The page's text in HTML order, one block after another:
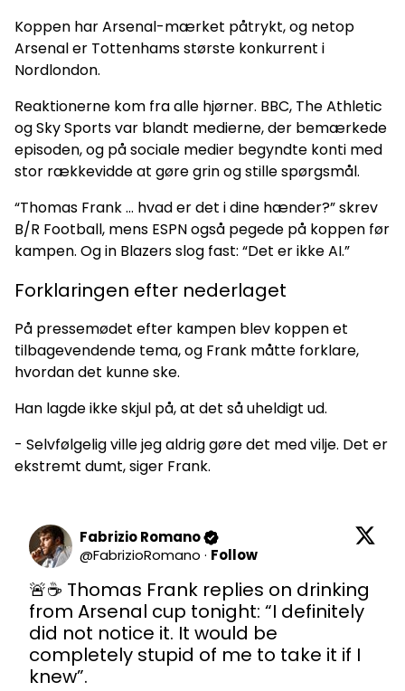
Koppen har Arsenal-mærket påtrykt, og netop
Arsenal er Tottenhams største konkurrent i
Nordlondon.
Reaktionerne kom fra alle hjørner. BBC, The Athletic
og Sky Sports var blandt medierne, der bemærkede
episoden, og på sociale medier begyndte konti med
stor rækkevidde at gøre grin og stille spørgsmål.
“Thomas Frank … hvad er det i dine hænder?” skrev
B/R Football, mens ESPN også pegede på koppen før
kampen. Og in Blazers slog fast: “Det er ikke AI.”
Forklaringen efter nederlaget
På pressemødet efter kampen blev koppen et
tilbagevendende tema, og Frank måtte forklare,
hvordan det kunne ske.
Han lagde ikke skjul på, at det så uheldigt ud.
- Selvfølgelig ville jeg aldrig gøre det med vilje. Det er
ekstremt dumt, siger Frank.
Fabrizio Romano
@FabrizioRomano · Follow
🚨☕️ Thomas Frank replies on drinking
from Arsenal cup tonight: “I definitely
did not notice it. It would be
completely stupid of me to take it if I
knew”.